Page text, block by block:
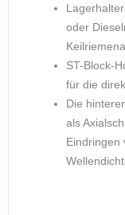
oder
ST-Block-
für die
Die
als
Eindringen